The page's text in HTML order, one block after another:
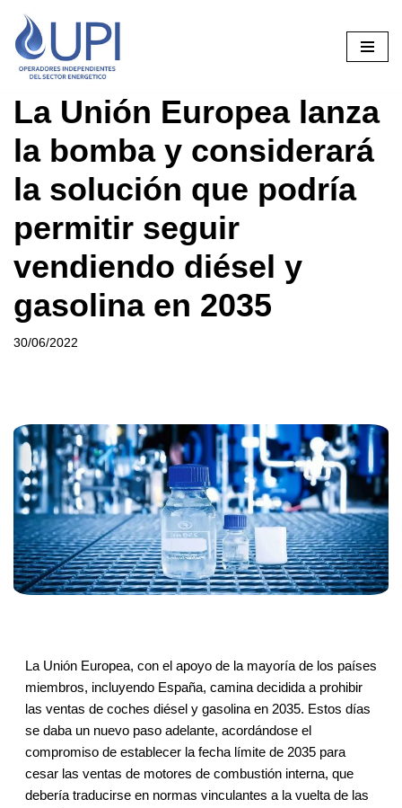
Saltar
al
La Unión Europea lanza
la bomba y considerará
la solución que podría
permitir seguir
vendiendo diésel y
gasolina en 2035
30/06/2022
La Unión Europea, con el apoyo de la mayoría de los países
miembros, incluyendo España, camina decidida a prohibir
las ventas de coches diésel y gasolina en 2035. Estos días
se daba un nuevo paso adelante, acordándose el
compromiso de establecer la fecha límite de 2035 para
cesar las ventas de motores de combustión interna, que
debería traducirse en normas vinculantes a la vuelta de las